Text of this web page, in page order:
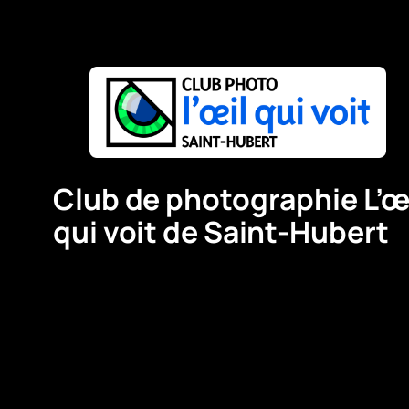
Club de photographie
qui voit de Saint-Hubert